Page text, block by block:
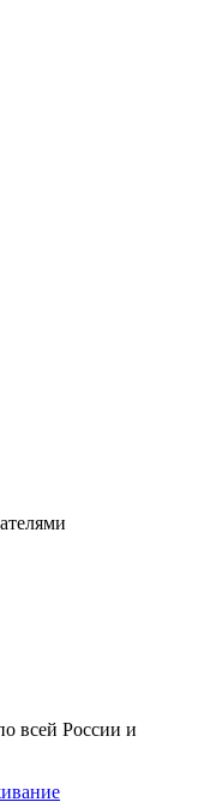
всей России и